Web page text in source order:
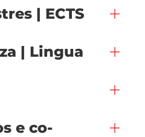
| ECTS
| Lingua
e co-